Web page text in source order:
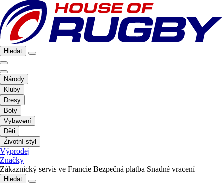
Hledat
Národy
Kluby
Dresy
Boty
Vybavení
Děti
Životní styl
Výprodej
Značky
Zákaznický servis ve Francie Bezpečná platba Snadné vracení
Hledat